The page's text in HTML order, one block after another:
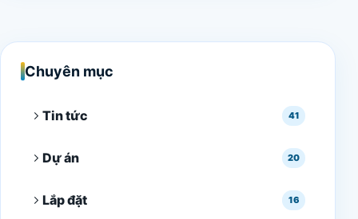
Chuyên mục
Tin tức 41
Dự án 20
Lắp đặt 16